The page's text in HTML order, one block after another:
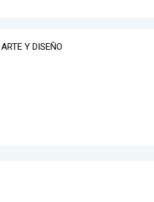
Y DISEÑO